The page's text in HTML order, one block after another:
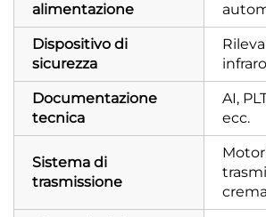
alimentazione
Dispositivo di
sicurezza
Documentazione
tecnica
AI,
ecc.
Sistema di
trasmissione